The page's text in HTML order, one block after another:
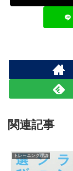
関連記事
トレーニング理論